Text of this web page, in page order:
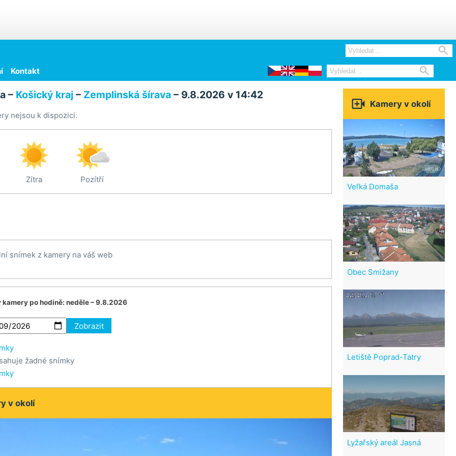

Kontakt 
– Košický kraj– Zemplinská šírava– 9.8.2026 v 14:42
nejsou k dispozici.
Zítra Pozítří
snímek z kamery na váš web
kamery po hodině: neděle – 9.8.2026
Zobrazit
žadné snímky
v okolí
 Kamery v okolí
Veľká Domaša
Obec Smižany
Letiště Poprad-Tatry
Lyžařský areál Jasná